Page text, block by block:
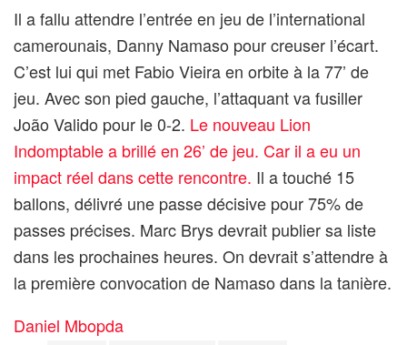
Il a fallu attendre l’entrée en jeu de l’international
camerounais, Danny Namaso pour creuser l’écart.
C’est lui qui met Fabio Vieira en orbite à la 77’ de
jeu. Avec son pied gauche, l’attaquant va fusiller
João Valido pour le 0-2. Le nouveau Lion
Indomptable a brillé en 26’ de jeu. Car il a eu un
impact réel dans cette rencontre. Il a touché 15
ballons, délivré une passe décisive pour 75% de
passes précises. Marc Brys devrait publier sa liste
dans les prochaines heures. On devrait s’attendre à
la première convocation de Namaso dans la tanière.
Daniel Mbopda